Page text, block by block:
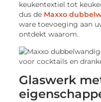
keukentextiel tot
dus de Maxxo
ware toevoeging aan
ontdekt waarom.
Glaswerk